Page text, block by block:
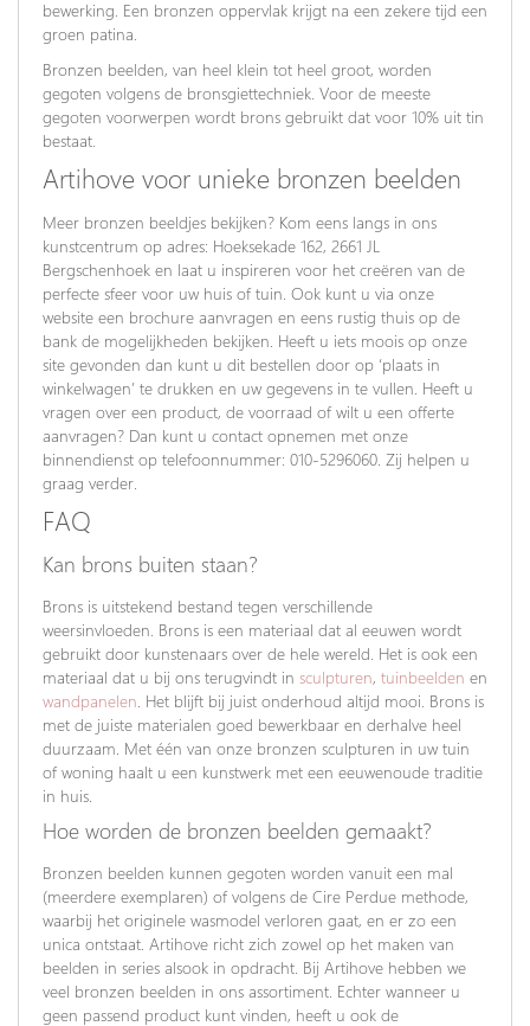
bewerking. Een bronzen oppervlak krijgt na een zekere tijd een
groen patina.
Bronzen beelden, van heel klein tot heel groot, worden
gegoten volgens de bronsgiettechniek. Voor de meeste
gegoten voorwerpen wordt brons gebruikt dat voor 10% uit tin
bestaat.
Artihove voor unieke bronzen beelden
Meer bronzen beeldjes bekijken? Kom eens langs in ons
kunstcentrum op adres: Hoeksekade 162, 2661 JL
Bergschenhoek en laat u inspireren voor het creëren van de
perfecte sfeer voor uw huis of tuin. Ook kunt u via onze
website een brochure aanvragen en eens rustig thuis op de
bank de mogelijkheden bekijken. Heeft u iets moois op onze
site gevonden dan kunt u dit bestellen door op ‘plaats in
winkelwagen’ te drukken en uw gegevens in te vullen. Heeft u
vragen over een product, de voorraad of wilt u een offerte
aanvragen? Dan kunt u contact opnemen met onze
binnendienst op telefoonnummer: 010-5296060. Zij helpen u
graag verder.
FAQ
Kan brons buiten staan?
Brons is uitstekend bestand tegen verschillende
weersinvloeden. Brons is een materiaal dat al eeuwen wordt
gebruikt door kunstenaars over de hele wereld. Het is ook een
materiaal dat u bij ons terugvindt in sculpturen, tuinbeelden en
wandpanelen . Het blijft bij juist onderhoud altijd mooi. Brons is
met de juiste materialen goed bewerkbaar en derhalve heel
duurzaam. Met één van onze bronzen sculpturen in uw tuin
of woning haalt u een kunstwerk met een eeuwenoude traditie
in huis.
Hoe worden de bronzen beelden gemaakt?
Bronzen beelden kunnen gegoten worden vanuit een mal
(meerdere exemplaren) of volgens de Cire Perdue methode,
waarbij het originele wasmodel verloren gaat, en er zo een
unica ontstaat. Artihove richt zich zowel op het maken van
beelden in series alsook in opdracht. Bij Artihove hebben we
veel bronzen beelden in ons assortiment. Echter wanneer u
geen passend product kunt vinden, heeft u ook de